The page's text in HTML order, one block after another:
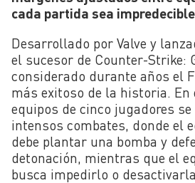
cada partida sea
Desarrollado por Valve y
el sucesor de Counter-Strike:
considerado durante años el
más exitoso de la historia. En
equipos de cinco jugadores
intensos combates, donde el
debe plantar una bomba y
detonación, mientras que el
busca impedirlo o